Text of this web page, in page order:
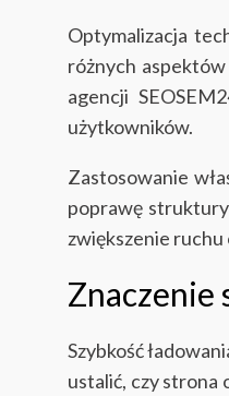
Optymalizacja
różnych
agencji
użytkowników.
Zastosowanie
poprawę
zwiększenie
Znaczenie
Szybkość
ustalić, czy strona